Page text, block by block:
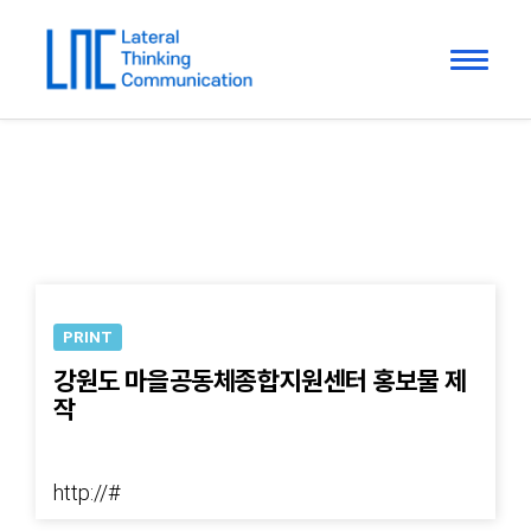
PRINT
강원도 마을공동체종합지원센터 홍보물 제
작
http://#